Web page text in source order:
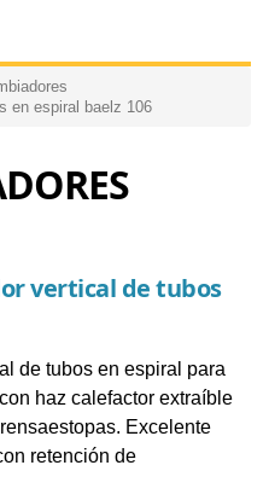
en espiral baelz 106
vertical de tubos
de tubos en espiral para
haz calefactor extraíble
Excelente
retención de